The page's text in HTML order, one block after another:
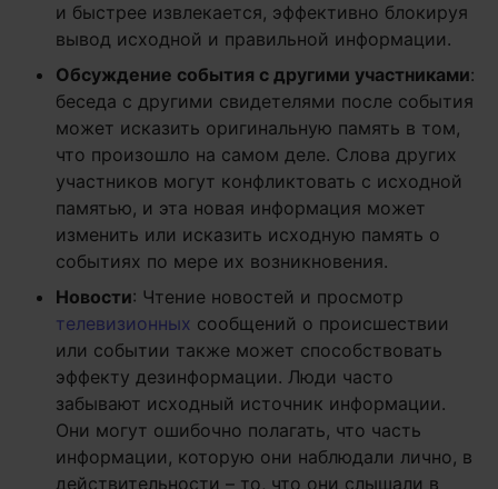
и быстрее извлекается, эффективно блокируя
вывод исходной и правильной информации.
Обсуждение события с другими участниками:
беседа с другими свидетелями после события
может исказить оригинальную память в том,
что произошло на самом деле. Слова других
участников могут конфликтовать с исходной
памятью, и эта новая информация может
изменить или исказить исходную память о
событиях по мере их возникновения.
Новости: Чтение новостей и просмотр
телевизионных сообщений о происшествии
или событии также может способствовать
эффекту дезинформации. Люди часто
забывают исходный источник информации.
Они могут ошибочно полагать, что часть
информации, которую они наблюдали лично, в
действительности – то, что они слышали в